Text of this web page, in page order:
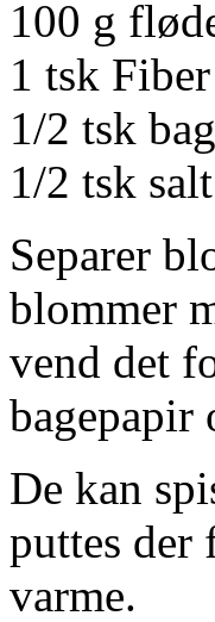
100 g
1 tsk
1/2 tsk
1/2 tsk salt
Separer
blommer
vend det
bagepapir
De kan
puttes der
varme.